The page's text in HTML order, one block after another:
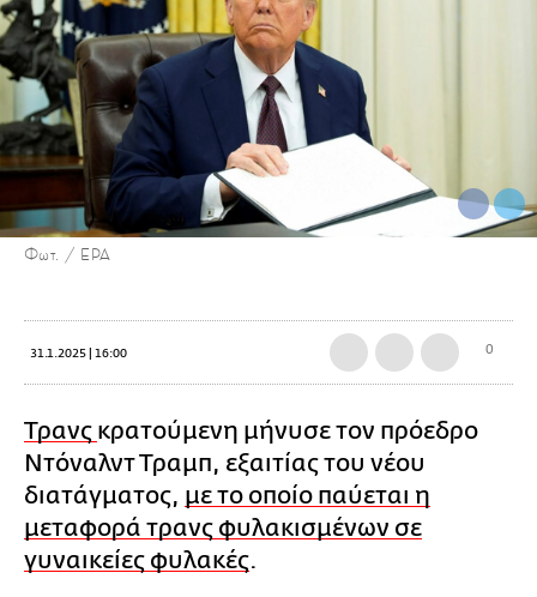
Φωτ. / EPA
31.1.2025 | 16:00 0
Τρανς κρατούμενη μήνυσε τον πρόεδρο
Ντόναλντ Τραμπ, εξαιτίας του νέου
διατάγματος, με το οποίο παύεται η
μεταφορά τρανς φυλακισμένων σε
γυναικείες φυλακές.